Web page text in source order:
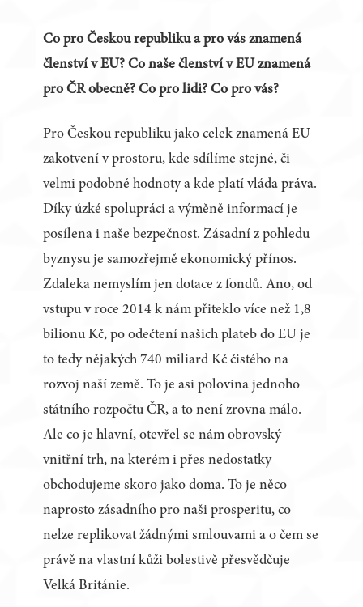
Co pro Českou republiku a pro vás znamená
členství v EU? Co naše členství v EU znamená
pro ČR obecně? Co pro lidi? Co pro vás?
Pro Českou republiku jako celek znamená EU
zakotvení v prostoru, kde sdílíme stejné, či
velmi podobné hodnoty a kde platí vláda práva.
Díky úzké spolupráci a výměně informací je
posílena i naše bezpečnost. Zásadní z pohledu
byznysu je samozřejmě ekonomický přínos.
Zdaleka nemyslím jen dotace z fondů. Ano, od
vstupu v roce 2014 k nám přiteklo více než 1,8
bilionu Kč, po odečtení našich plateb do EU je
to tedy nějakých 740 miliard Kč čistého na
rozvoj naší země. To je asi polovina jednoho
státního rozpočtu ČR, a to není zrovna málo.
Ale co je hlavní, otevřel se nám obrovský
vnitřní trh, na kterém i přes nedostatky
obchodujeme skoro jako doma. To je něco
naprosto zásadního pro naši prosperitu, co
nelze replikovat žádnými smlouvami a o čem se
právě na vlastní kůži bolestivě přesvědčuje
Velká Británie.